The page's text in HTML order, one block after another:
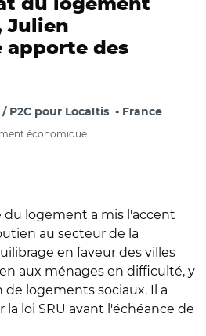
du logement
Julien
apporte des
P2C pour Localtis France
économique
du logement a mis l'accent
au secteur de la
en faveur des villes
aux ménages en difficulté, y
logements sociaux. Il a
la loi SRU avant l'échéance de